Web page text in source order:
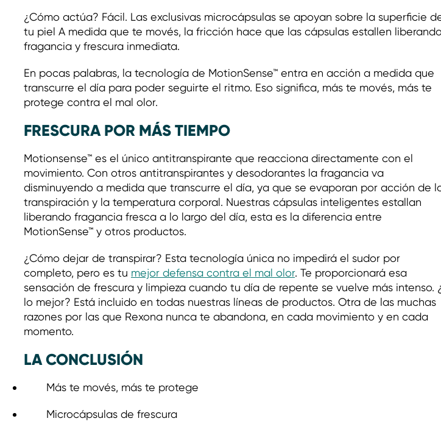
¿Cómo actúa? Fácil. Las exclusivas microcápsulas se apoyan sobre la superficie
tu piel A medida que te movés, la fricción hace que las cápsulas estallen
fragancia y frescura inmediata.
En pocas palabras, la tecnología de MotionSense™ entra en acción a medida que
transcurre el día para poder seguirte el ritmo. Eso significa, más te movés, más te
protege contra el mal olor.
FRESCURA POR MÁS TIEMPO
Motionsense™ es el único antitranspirante que reacciona directamente con el
movimiento. Con otros antitranspirantes y desodorantes la fragancia va
disminuyendo a medida que transcurre el día, ya que se evaporan por acción de
transpiración y la temperatura corporal. Nuestras cápsulas inteligentes estallan
liberando fragancia fresca a lo largo del día, esta es la diferencia entre
MotionSense™ y otros productos.
¿Cómo dejar de transpirar? Esta tecnología única no impedirá el sudor por
completo, pero es tu mejor defensa contra el mal olor. Te proporcionará esa
sensación de frescura y limpieza cuando tu día de repente se vuelve más intenso.
lo mejor? Está incluido en todas nuestras líneas de productos. Otra de las muchas
razones por las que Rexona nunca te abandona, en cada movimiento y en cada
momento.
LA CONCLUSIÓN
Más te movés, más te protege
Microcápsulas de frescura